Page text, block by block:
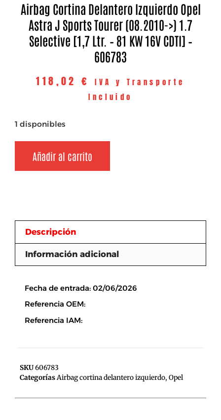
Airbag Cortina Delantero Izquierdo Opel
Astra J Sports Tourer (08.2010->) 1.7
Selective [1,7 Ltr. – 81 KW 16V CDTI] –
606783
118,02€
IVA y Transporte
Incluido
1 disponibles
Añadir al carrito
Descripción
Información adicional
Fecha de entrada: 02/06/2026
Referencia OEM:
Referencia IAM:
SKU606783
CategoríasAirbag cortina delantero izquierdo, Opel